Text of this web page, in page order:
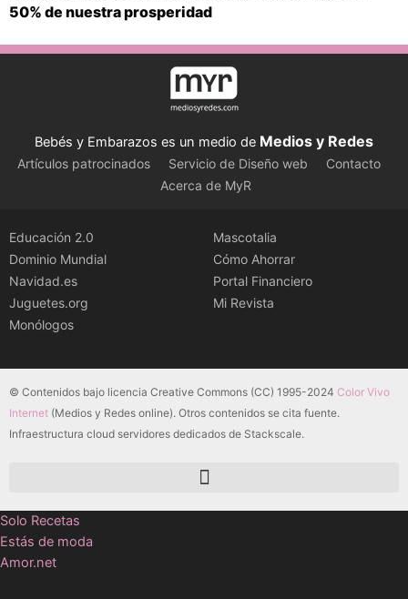
50% de nuestra prosperidad
Bebés y Embarazos es un medio de Medios y Redes
Artículos patrocinados Servicio de Diseño web
Contacto
Acerca de MyR
Educación 2.0
Dominio Mundial
Navidad.es
Juguetes.org
Monólogos
Mascotalia
Cómo Ahorrar
Portal Financiero
Mi Revista
© Contenidos bajo licencia Creative Commons (CC) 1995-2024 Color Vivo
Internet (Medios y Redes online). Otros contenidos se cita fuente.
Infraestructura cloud servidores dedicados de Stackscale.
Solo Recetas
Estás de moda
Amor.net